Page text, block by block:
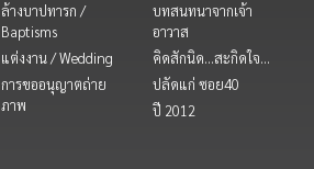
ล้างบาปทารก /
Baptisms
แต่งงาน / Wedding
การขออนุญาตถ่าย
ภาพ
บทสนทนาจากเจ้า
อาวาส
คิดสักนิด...สะกิดใจ...
ปลัดแก่ ซอย40
ปี 2012